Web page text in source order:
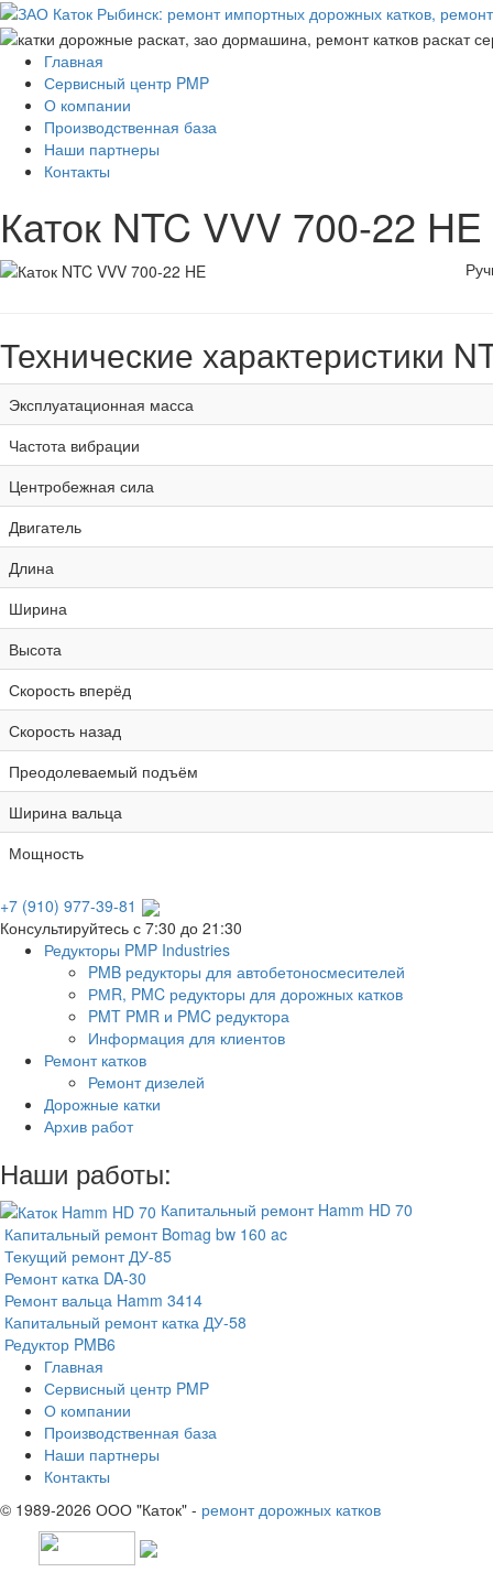
Главная
Сервисный центр PMP
О компании
Производственная база
Наши партнеры
Контакты
Каток NTC VVV 700-22 HE
Технические характеристики
Эксплуатационная масса
Частота вибрации
Центробежная сила
Двигатель
Длина
Ширина
Высота
Скорость вперёд
Скорость назад
Преодолеваемый подъём
Ширина вальца
Мощность
+7 (910) 977-39-81
Консультируйтесь с 7:30 до 21:30
Редукторы PMP Industries
PMB редукторы для автобетоносмесителей
РМR, PMC редукторы для дорожных катков
PMT PMR и PMC редуктора
Информация для клиентов
Ремонт катков
Ремонт дизелей
Дорожные катки
Архив работ
Наши работы:
Капитальный ремонт Hamm HD 70
Капитальный ремонт Bomag bw 160 ac
Текущий ремонт ДУ-85
Ремонт катка DA-30
Ремонт вальца Hamm 3414
Капитальный ремонт катка ДУ-58
Редуктор PMB6
Главная
Сервисный центр PMP
О компании
Производственная база
Наши партнеры
Контакты
© 1989-2026 ООО "Каток" - ремонт дорожных катков